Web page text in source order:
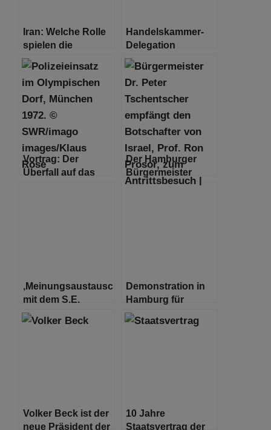
Iran: Welche Rolle
spielen die
Menschenrechte?
Handelskammer-
Delegation
gemeinsam mit
Senator Dressel in
Israel
Vortrag: Der
Überfall auf das
Der Hamburger
Bürgermeister
empfängt den
‚Meinungsaustausch‘
mit dem S.E.
Botschafter Ron
Prosor
Demonstration in
Hamburg für
Solidarität mit der
Ukraine und
Volker Beck ist der
neue Präsident der
10 Jahre
Staatsvertrag der